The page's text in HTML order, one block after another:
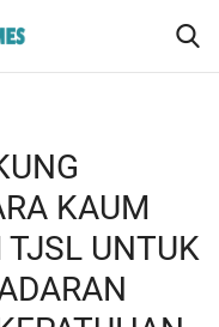
KAUM
TJSL UNTUK